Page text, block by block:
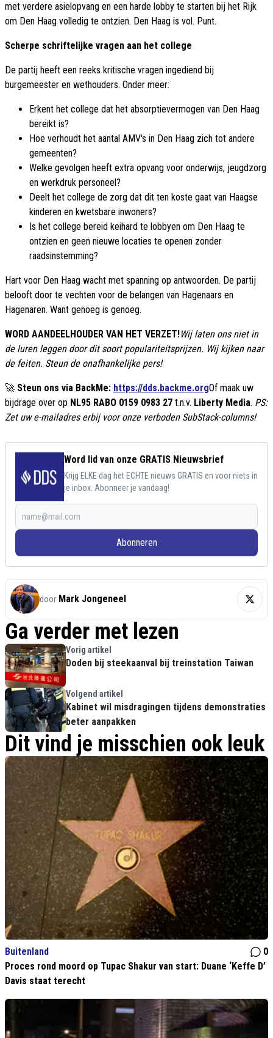
met verdere asielopvang en een harde lobby te starten bij het Rijk
om Den Haag volledig te ontzien. Den Haag is vol. Punt.
Scherpe schriftelijke vragen aan het college
De partij heeft een reeks kritische vragen ingediend bij
burgemeester en wethouders. Onder meer:
Erkent het college dat het absorptievermogen van Den Haag
bereikt is?
Hoe verhoudt het aantal AMV's in Den Haag zich tot andere
gemeenten?
Welke gevolgen heeft extra opvang voor onderwijs, jeugdzorg
en werkdruk personeel?
Deelt het college de zorg dat dit ten koste gaat van Haagse
kinderen en kwetsbare inwoners?
Is het college bereid keihard te lobbyen om Den Haag te
ontzien en geen nieuwe locaties te openen zonder
raadsinstemming?
Hart voor Den Haag wacht met spanning op antwoorden. De partij
belooft door te vechten voor de belangen van Hagenaars en
Hagenaren. Want genoeg is genoeg.
WORD AANDEELHOUDER VAN HET VERZET!Wij laten ons niet in
de luren leggen door dit soort populariteitsprijzen. Wij kijken naar
de feiten. Steun de onafhankelijke pers!
🚀 Steun ons via BackMe: https://dds.backme.orgOf maak uw
bijdrage over op NL95 RABO 0159 0983 27 t.n.v. Liberty Media. PS:
Zet uw e-mailadres erbij voor onze verboden SubStack-columns!
Word lid van onze GRATIS Nieuwsbrief
Krijg ELKE dag het ECHTE nieuws GRATIS en voor niets in
je inbox. Abonneer je vandaag!
Abonneren
door Mark Jongeneel
Ga verder met lezen
Vorig artikel
Doden bij steekaanval bij treinstation Taiwan
Volgend artikel
Kabinet wil misdragingen tijdens demonstraties
beter aanpakken
Dit vind je misschien ook leuk
Buitenland
0
Proces rond moord op Tupac Shakur van start: Duane ‘Keffe D’
Davis staat terecht